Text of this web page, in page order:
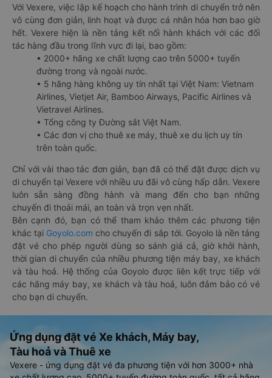
Với Vexere, việc lập kế hoạch cho hành trình di chuyển trở nên
vô cùng đơn giản, linh hoạt và được cá nhân hóa hơn bao giờ
hết. Vexere hiện là nền tảng kết nối hành khách với các đối
tác hàng đầu trong lĩnh vực đi lại, bao gồm:
• 2000+ hãng xe chất lượng cao trên 5000+ tuyến
đường trong và ngoài nước.
• 5 hãng hàng không uy tín nhất tại Việt Nam: Vietnam
Airlines, Vietjet Air, Bamboo Airways, Pacific Airlines và
Vietravel Airlines.
• Tổng công ty Đường sắt Việt Nam.
• Các đơn vị cho thuê xe máy, thuê xe du lịch uy tín
trên toàn quốc.
Chỉ với vài thao tác đơn giản, bạn đã có thể đặt được dịch vụ
di chuyển tại Vexere với nhiều ưu đãi vô cùng hấp dẫn. Vexere
luôn sẵn sàng đồng hành và mang đến cho bạn những
chuyến đi thoải mái, an toàn và trọn vẹn nhất.
Bên cạnh đó, bạn có thể tham khảo thêm các phương tiện
khác tại Goyolo.com cho chuyến đi sắp tới. Goyolo là nền tảng
đặt vé cho phép người dùng so sánh giá cả, giờ khởi hành,
thời gian di chuyển của nhiều phương tiện máy bay, xe khách
và tàu hoả. Hệ thống của Goyolo được liên kết trực tiếp với
các hãng máy bay, xe khách và tàu hoả, luôn đảm bảo có vé
cho bạn di chuyển.
Ứng dụng đặt vé Xe khách, Máy bay,
Tàu hoả và Thuê xe
Vexere - ứng dụng đặt vé đa phương tiện với hơn 3000+ nhà